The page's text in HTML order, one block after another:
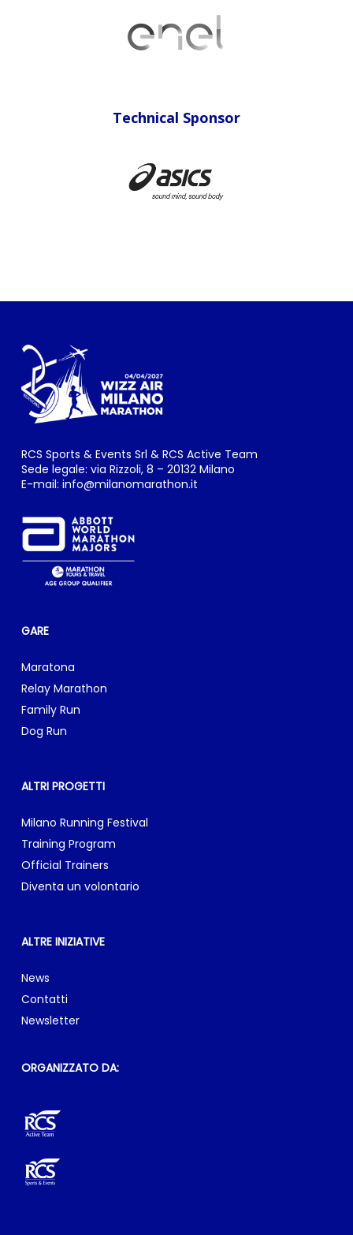
Technical Sponsor
RCS Sports & Events Srl & RCS Active Team
Sede legale: via Rizzoli, 8 – 20132 Milano
E-mail: info@milanomarathon.it
GARE
Maratona
Relay Marathon
Family Run
Dog Run
ALTRI PROGETTI
Milano Running Festival
Training Program
Official Trainers
Diventa un volontario
ALTRE INIZIATIVE
News
Contatti
Newsletter
ORGANIZZATO DA: